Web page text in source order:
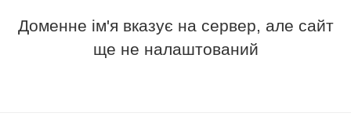
Доменне ім'я вказує на сервер, але сайт
ще не налаштований